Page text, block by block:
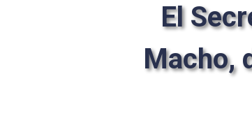
El
Macho,